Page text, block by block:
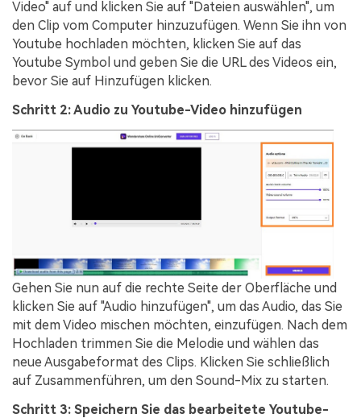
Video" auf und klicken Sie auf "Dateien auswählen", um
den Clip vom Computer hinzuzufügen. Wenn Sie ihn von
Youtube hochladen möchten, klicken Sie auf das
Youtube Symbol und geben Sie die URL des Videos ein,
bevor Sie auf Hinzufügen klicken.
Schritt 2: Audio zu Youtube-Video hinzufügen
Gehen Sie nun auf die rechte Seite der Oberfläche und
klicken Sie auf "Audio hinzufügen", um das Audio, das Sie
mit dem Video mischen möchten, einzufügen. Nach dem
Hochladen trimmen Sie die Melodie und wählen das
neue Ausgabeformat des Clips. Klicken Sie schließlich
auf Zusammenführen, um den Sound-Mix zu starten.
Schritt 3: Speichern Sie das bearbeitete Youtube-